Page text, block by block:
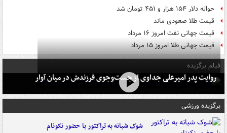
حواله دلار ۱۵۴ هزار و ۴۵۱ تومان شد
قیمت طلا صعودی ماند
قیمت جهانی نفت امروز ۱۶ مرداد
قیمت جهانی طلا امروز ۱۵ مرداد
فیلم برگزیده
روایت پدر امیرعلی جداوی از جست‌وجوی فرزندش در میان آوار
برگزیده ورزشی
شوک شبانه به تراکتور با حضور نکونام